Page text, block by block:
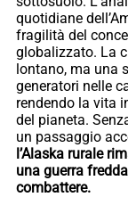
quotidiane
fragilità del
globalizzato. La
lontano, ma una
generatori nelle
rendendo la vita
del pianeta.
un passaggio
l’Alaska rurale
una guerra
combattere.